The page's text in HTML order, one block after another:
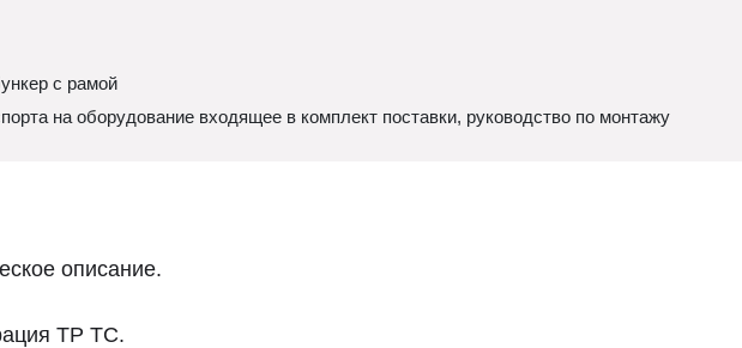
с рамой
на оборудование входящее в комплект поставки, руководство по монтажу
описание.
ТР ТС.